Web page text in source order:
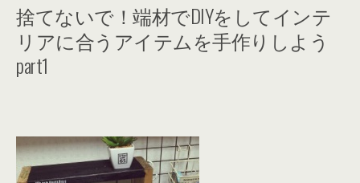
捨てないで！端材でDIYをしてインテ
リアに合うアイテムを手作りしよう
part1